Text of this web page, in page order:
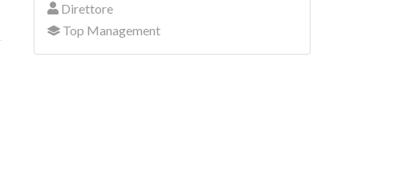
Direttore
Top Management